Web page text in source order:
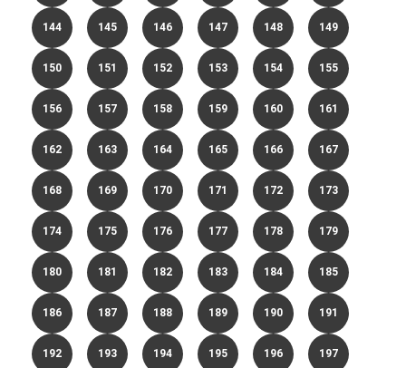
144 145 146 147 148 149
150 151 152 153 154 155
156 157 158 159 160 161
162 163 164 165 166 167
168 169 170 171 172 173
174 175 176 177 178 179
180 181 182 183 184 185
186 187 188 189 190 191
192 193 194 195 196 197